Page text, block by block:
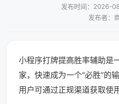
发布时间：2026-
发布者：
小程序打牌提高胜率辅助是
家，快速成为一个“必胜”的
用户可通过正规渠道获取使用